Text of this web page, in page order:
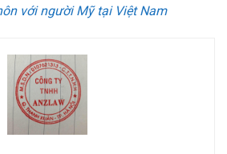
với người Mỹ tại Việt Nam